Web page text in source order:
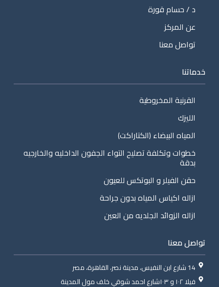
د / حسام قورة
عن المركز
تواصل معنا
خدماتنا
القرنية المخروطية
الليزك
المياه البيضاء (الكتاراكت)
خطوات وتكلفة تصليح التواء الجفون الداخليه والخارجيه
بدقة
حقن الفيلر و البوتكس للعيون
ازاله اكياس المياه بدون جراحة
ازاله الزوائد الجلديه من العين
تواصل معنا
14 شارع ابن النفيس، مدينة نصر، القاهرة، مصر
فيلا ١٠٢ و ١٠٣شارع احمد شوقي خلف مول المدينة